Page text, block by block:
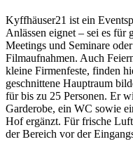
Kyffhäuser21 ist ein
Anlässen eignet – sei es für
Meetings und Seminare
Filmaufnahmen. Auch
kleine Firmenfeste, finden
geschnittene Hauptraum
für bis zu 25 Personen. Er
Garderobe, ein WC sowie
Hof ergänzt. Für frische
der Bereich vor der